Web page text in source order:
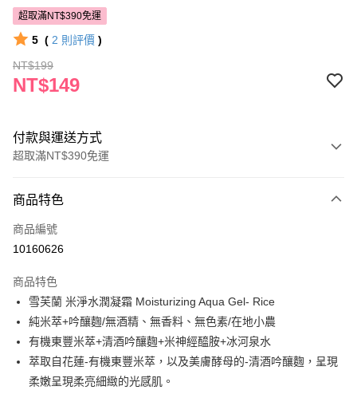
超取滿NT$390免運
5 ( 2 則評價 )
NT$199
NT$149
付款與運送方式
超取滿NT$390免運
POYA支付
信用卡一次付款
LINE Pay
Apple Pay
街口支付
悠遊付
商品特色
商品編號
10160626
商品特色
雪芙蘭 米淨水潤凝霜 Moisturizing Aqua Gel- Rice
純米萃+吟釀麴/無酒精、無香料、無色素/在地小農
有機東豐米萃+清酒吟釀麴+米神經醯胺+冰河泉水
萃取自花蓮-有機東豐米萃，以及美膚酵母的-清酒吟釀麴，呈現
柔嫩呈現柔亮細緻的光感肌。